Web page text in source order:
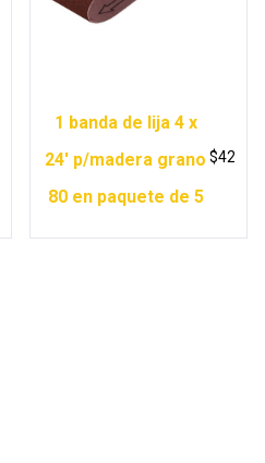
1 banda de lija 4 x
24′ p/madera grano
80 en paquete de 5
$42